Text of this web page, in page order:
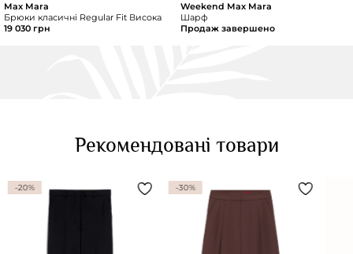
Max Mara
Брюки класичні Regular Fit Висока
19 030 грн
Weekend Max Mara
Шарф
Продаж завершено
Рекомендовані товари
-20% -30%